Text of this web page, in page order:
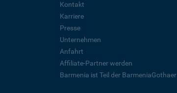
Kontakt
Karriere
Presse
Unternehmen
Anfahrt
Affiliate-Partner werden
Barmenia ist Teil der BarmeniaGothaer